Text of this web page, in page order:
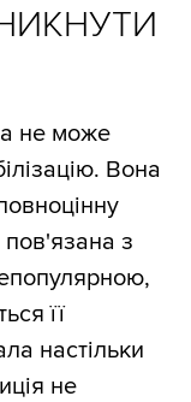
не може
Вона
пов'язана з
її
настільки
не